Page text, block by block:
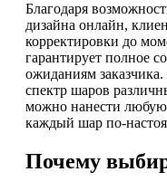
Благодаря
дизайна онлайн,
корректировки до
гарантирует полное
ожиданиям
спектр шаров
можно нанести
каждый шар по-
Почему